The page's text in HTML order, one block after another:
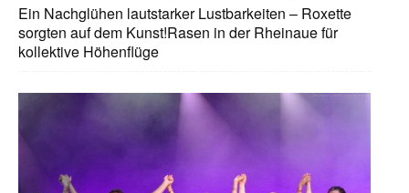
Ein Nachglühen lautstarker Lustbarkeiten – Roxette
sorgten auf dem Kunst!Rasen in der Rheinaue für
kollektive Höhenflüge